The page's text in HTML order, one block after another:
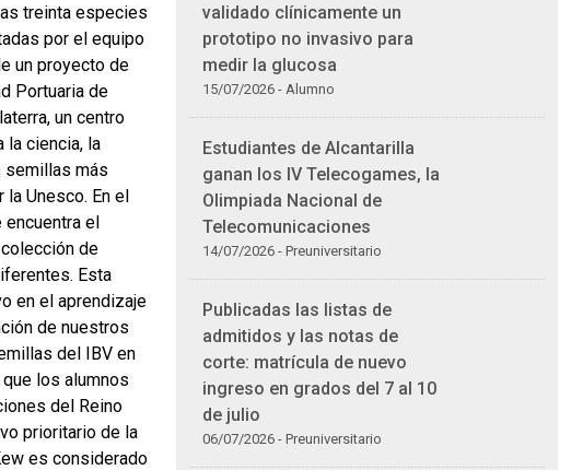
treinta especies
por el equipo
un proyecto de
Portuaria de
un centro
la ciencia, la
semillas más
Unesco. En el
encuentra el
de
Esta
en el aprendizaje
de nuestros
del IBV en
los alumnos
del Reino
prioritario de la
es considerado
validado clínicamente un
prototipo no invasivo para
medir la glucosa
15/07/2026 - Alumno
Estudiantes de Alcantarilla
ganan los IV Telecogames, la
Olimpiada Nacional de
Telecomunicaciones
14/07/2026 - Preuniversitario
Publicadas las listas de
admitidos y las notas de
corte: matrícula de nuevo
ingreso en grados del 7 al 10
de julio
06/07/2026 - Preuniversitario